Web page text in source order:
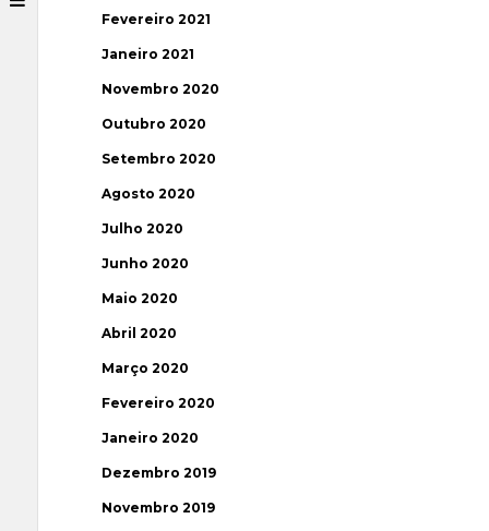
Fevereiro 2021
Janeiro 2021
Novembro 2020
Outubro 2020
Setembro 2020
Agosto 2020
Julho 2020
Junho 2020
Maio 2020
Abril 2020
Março 2020
Fevereiro 2020
Janeiro 2020
Dezembro 2019
Novembro 2019